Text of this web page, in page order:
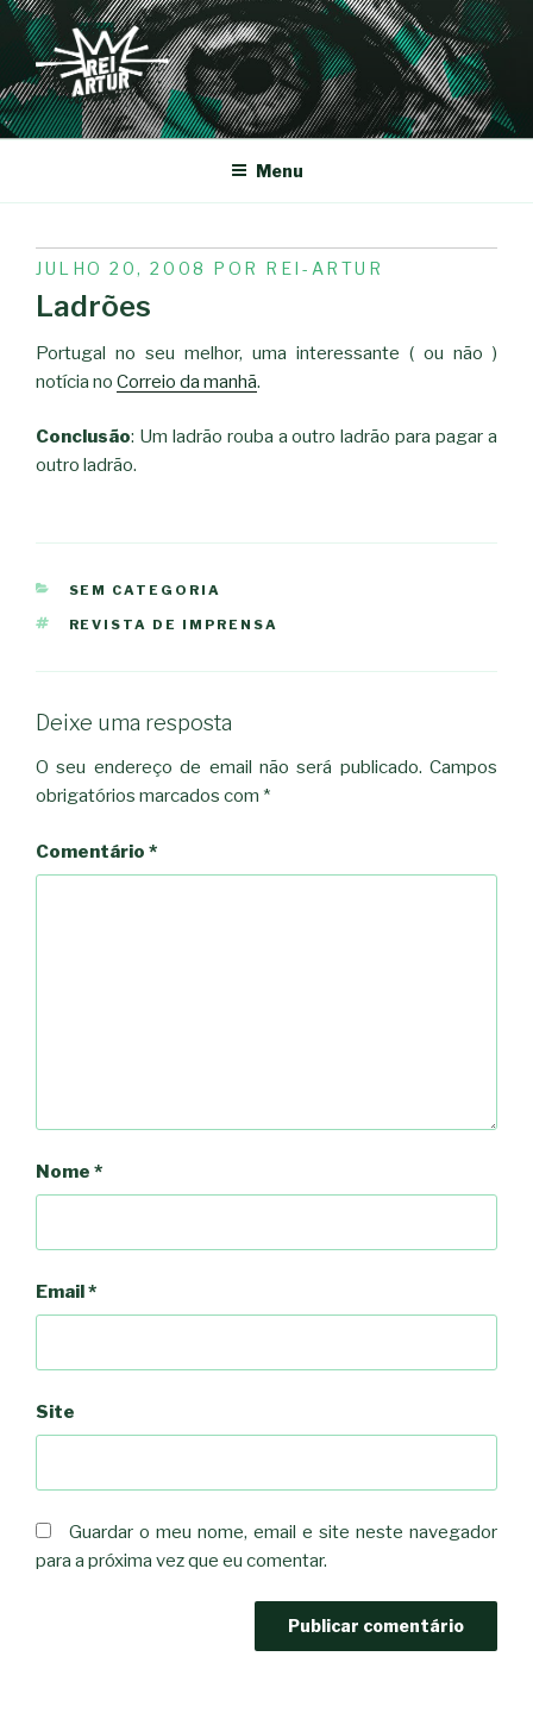
Saltar
para
conteúdo
REI-ARTUR
Menu
PUBLICADO
EM
JULHO 20, 2008 POR REI-ARTUR
Ladrões
Portugal no seu melhor, uma interessante ( ou não )
notícia no Correio da manhã.
Conclusão: Um ladrão rouba a outro ladrão para pagar a
outro ladrão.
CATEGORIAS
SEM CATEGORIA
ETIQUETAS
REVISTA DE IMPRENSA
Deixe uma resposta
O seu endereço de email não será publicado. Campos
obrigatórios marcados com *
Comentário *
Nome *
Email*
Site
Guardar o meu nome, email e site neste navegador
para a próxima vez que eu comentar.